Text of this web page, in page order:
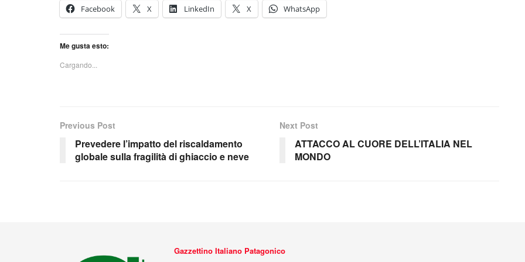
Facebook
X LinkedIn X WhatsApp
Me gusta esto:
Cargando...
Previous Post
Prevedere l’impatto del riscaldamento
globale sulla fragilità di ghiaccio e neve
Next Post
ATTACCO AL CUORE DELL’ITALIA NEL
MONDO
Gazzettino Italiano Patagonico